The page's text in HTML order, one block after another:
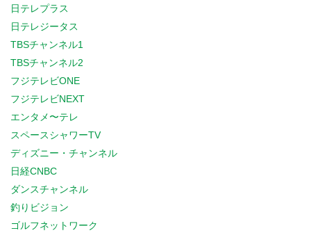
日テレプラス
日テレジータス
TBSチャンネル1
TBSチャンネル2
フジテレビONE
フジテレビNEXT
エンタメ〜テレ
スペースシャワーTV
ディズニー・チャンネル
日経CNBC
ダンスチャンネル
釣りビジョン
ゴルフネットワーク